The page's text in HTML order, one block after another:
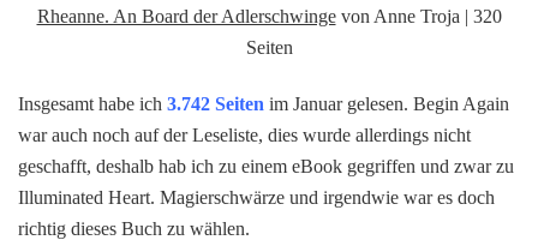
Rheanne. An Board der Adlerschwingevon Anne Troja | 320
Seiten
Insgesamt habe ich 3.742 Seiten im Januar gelesen. Begin Again
war auch noch auf der Leseliste, dies wurde allerdings nicht
geschafft, deshalb hab ich zu einem eBook gegriffen und zwar zu
Illuminated Heart. Magierschwärze und irgendwie war es doch
richtig dieses Buch zu wählen.